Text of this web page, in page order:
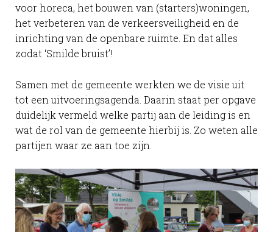
voor horeca, het bouwen van (starters)woningen,
het verbeteren van de verkeersveiligheid en de
inrichting van de openbare ruimte. En dat alles
zodat ‘Smilde bruist’!
Samen met de gemeente werkten we de visie uit
tot een uitvoeringsagenda. Daarin staat per opgave
duidelijk vermeld welke partij aan de leiding is en
wat de rol van de gemeente hierbij is. Zo weten alle
partijen waar ze aan toe zijn.